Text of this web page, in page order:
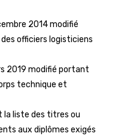
2014 modifié
officiers logisticiens
2019 modifié portant
technique et
la liste des titres ou
aux diplômes exigés